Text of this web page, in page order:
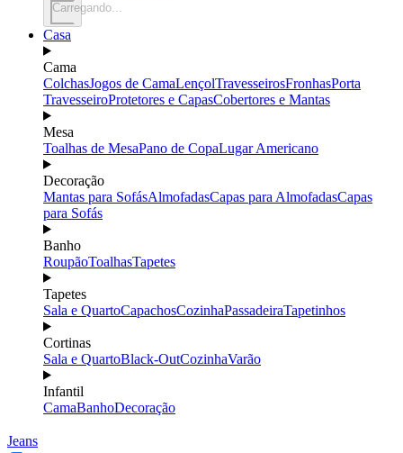
Carregando...
Casa
Cama
ColchasJogos de CamaLençolTravesseirosFronhasPorta
TravesseiroProtetores e CapasCobertores e Mantas
Mesa
Toalhas de MesaPano de CopaLugar Americano
Decoração
Mantas para SofásAlmofadasCapas para AlmofadasCapas
para Sofás
Banho
RoupãoToalhasTapetes
Tapetes
Sala e QuartoCapachosCozinhaPassadeiraTapetinhos
Cortinas
Sala e QuartoBlack-OutCozinhaVarão
Infantil
CamaBanhoDecoração
Jeans